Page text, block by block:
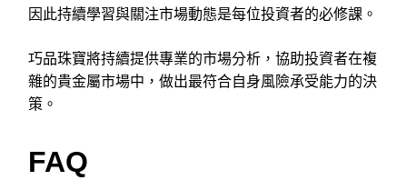
因此持續學習與關注市場動態是每位投資者的必修課。
巧品珠寶將持續提供專業的市場分析，協助投資者在複
雜的貴金屬市場中，做出最符合自身風險承受能力的決
策。
FAQ